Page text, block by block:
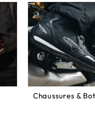
Chaussures &